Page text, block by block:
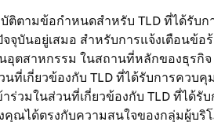
ตามข้อกำหนดสำหรับ TLD ที่ได้รับก
นอยู่เสมอ สำหรับการแจ้งเตือนข้อ
อุตสาหกรรม ในสถานที่หลักของธุร
ที่เกี่ยวข้องกับ TLD ที่ได้รับการคว
มในส่วนที่เกี่ยวข้องกับ TLD ที่ได้รั
ได้ตรงกับความสนใจของกลุ่มผู้บริโ